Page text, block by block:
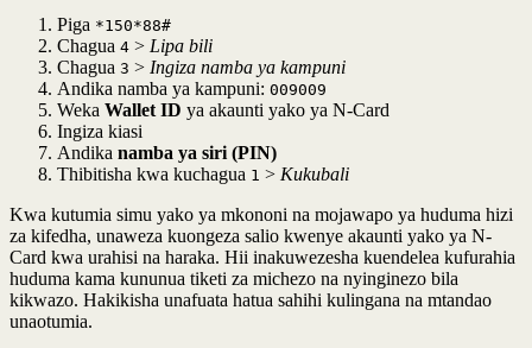
Piga *150*88#
Chagua 4 > Lipa bili
Chagua 3 > Ingiza namba ya kampuni
Andika namba ya kampuni: 009009
Weka Wallet ID ya akaunti yako ya N-Card
Ingiza kiasi
Andika namba ya siri (PIN)
Thibitisha kwa kuchagua 1 > Kukubali
Kwa kutumia simu yako ya mkononi na mojawapo ya huduma hizi
za kifedha, unaweza kuongeza salio kwenye akaunti yako ya N-
Card kwa urahisi na haraka. Hii inakuwezesha kuendelea kufurahia
huduma kama kununua tiketi za michezo na nyinginezo bila
kikwazo. Hakikisha unafuata hatua sahihi kulingana na mtandao
unaotumia.